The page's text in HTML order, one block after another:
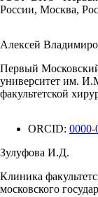
России, Москва,
Алексей
Первый
университет им.
факультетской
ORCID: 0000-
Зулуфова И.Д.
Клиника
московского